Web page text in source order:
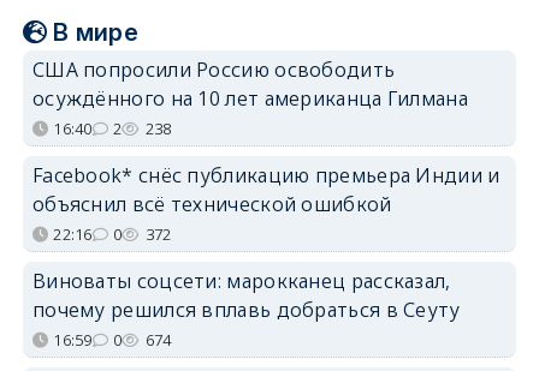
В мире
США попросили Россию освободить
осуждённого на 10 лет американца Гилмана
16:40 2 238
Facebook* снёс публикацию премьера Индии и
объяснил всё технической ошибкой
22:16 0 372
Виноваты соцсети: марокканец рассказал,
почему решился вплавь добраться в Сеуту
16:59 0 674